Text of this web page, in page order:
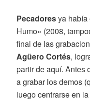
Pecadoresya había
Humo» (2008,
final de las
Agüero Cortés,
partir de aquí. Antes
a grabar los demos
luego centrarse en